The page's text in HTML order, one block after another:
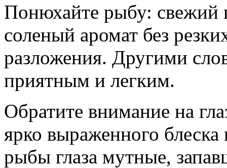
Понюхайте рыбу: свежий
соленый аромат без
разложения. Другими
приятным и легким.
Обратите внимание на
ярко выраженного
рыбы глаза мутные,